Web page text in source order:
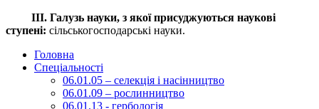
ІІІ. Галузь науки, з якої присуджуються наукові
ступені: сільськогосподарські науки.
Головна
Спеціальності
06.01.05 – селекція і насінництво
06.01.09 – рослинництво
06.01.13 - гербологія